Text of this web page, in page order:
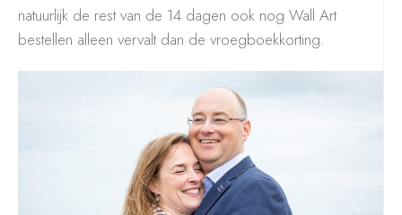
natuurlijk de rest van de 14 dagen ook nog Wall Art
bestellen alleen vervalt dan de vroegboekkorting.